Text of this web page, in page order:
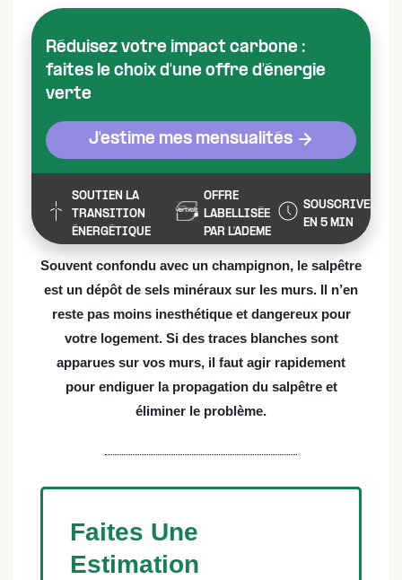
Réduisez votre impact carbone :
faites le choix d'une offre d'énergie
verte
J'estime mes mensualités
SOUTIEN LA
TRANSITION
ÉNERGÉTIQUE
OFFRE
LABELLISÉE
PAR L'ADEME
SOUSCRIVEZ
EN 5 MIN
Souvent confondu avec un champignon, le salpêtre
est un dépôt de sels minéraux sur les murs. Il n’en
reste pas moins inesthétique et dangereux pour
votre logement. Si des traces blanches sont
apparues sur vos murs, il faut agir rapidement
pour endiguer la propagation du salpêtre et
éliminer le problème.
Faites Une
Estimation